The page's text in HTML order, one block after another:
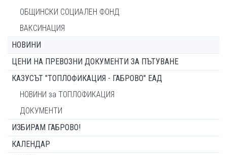
ОБЩИНСКИ СОЦИАЛЕН ФОНД
ВАКСИНАЦИЯ
НОВИНИ
ЦЕНИ НА ПРЕВОЗНИ ДОКУМЕНТИ ЗА ПЪТУВАНЕ
КАЗУСЪТ "ТОПЛОФИКАЦИЯ - ГАБРОВО" ЕАД
НОВИНИ за ТОПЛОФИКАЦИЯ
ДОКУМЕНТИ
ИЗБИРАМ ГАБРОВО!
КАЛЕНДАР